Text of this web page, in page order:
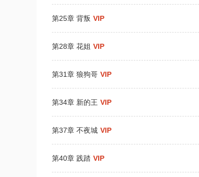
第25章 背叛 VIP
第28章 花姐 VIP
第31章 狼狗哥 VIP
第34章 新的王 VIP
第37章 不夜城 VIP
第40章 践踏 VIP